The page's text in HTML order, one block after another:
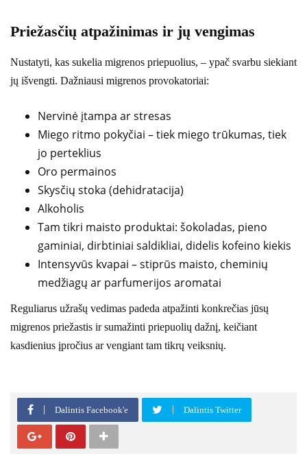
Priežasčių atpažinimas ir jų vengimas
Nustatyti, kas sukelia migrenos priepuolius, – ypač svarbu siekiant
jų išvengti. Dažniausi migrenos provokatoriai:
Nervinė įtampa ar stresas
Miego ritmo pokyčiai – tiek miego trūkumas, tiek
jo perteklius
Oro permainos
Skysčių stoka (dehidratacija)
Alkoholis
Tam tikri maisto produktai: šokoladas, pieno
gaminiai, dirbtiniai saldikliai, didelis kofeino kiekis
Intensyvūs kvapai – stiprūs maisto, cheminių
medžiagų ar parfumerijos aromatai
Reguliarus užrašų vedimas padeda atpažinti konkrečias jūsų
migrenos priežastis ir sumažinti priepuolių dažnį, keičiant
kasdienius įpročius ar vengiant tam tikrų veiksnių.
Dalintis Facebook'e Dalintis Twitter